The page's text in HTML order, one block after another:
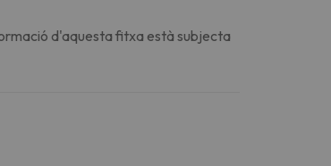
d'aquesta fitxa està subjecta